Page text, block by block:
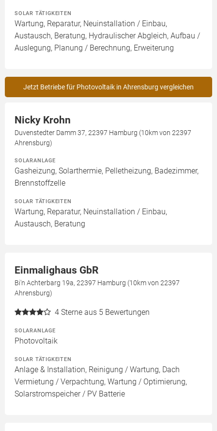
SOLAR TÄTIGKEITEN
Wartung, Reparatur, Neuinstallation / Einbau,
Austausch, Beratung, Hydraulischer Abgleich, Aufbau /
Auslegung, Planung / Berechnung, Erweiterung
Jetzt Betriebe für Photovoltaik in Ahrensburg vergleichen
Nicky Krohn
Duvenstedter Damm 37, 22397 Hamburg (10km von 22397
Ahrensburg)
SOLARANLAGE
Gasheizung, Solarthermie, Pelletheizung, Badezimmer,
Brennstoffzelle
SOLAR TÄTIGKEITEN
Wartung, Reparatur, Neuinstallation / Einbau,
Austausch, Beratung
Einmalighaus GbR
Bi'n Achterbarg 19a, 22397 Hamburg (10km von 22397
Ahrensburg)
4 Sterne aus 5 Bewertungen
SOLARANLAGE
Photovoltaik
SOLAR TÄTIGKEITEN
Anlage & Installation, Reinigung / Wartung, Dach
Vermietung / Verpachtung, Wartung / Optimierung,
Solarstromspeicher / PV Batterie